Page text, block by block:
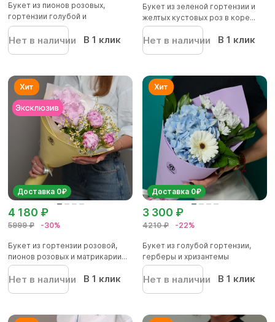
Букет из пионов розовых,
гортензии голубой и
альстромер...
Нет в наличии В 1 клик
Букет из зеленой гортензии и
желтых кустовых роз в коре...
Нет в наличии В 1 клик
Доставка 0₽
5999 ₽ -30%
4 180 ₽
Букет из гортензии розовой,
пионов розовых и матрикарии...
Нет в наличии В 1 клик
Доставка 0₽
4210 ₽ -22%
3 300 ₽
Букет из голубой гортензии,
герберы и хризантемы
Нет в наличии В 1 клик